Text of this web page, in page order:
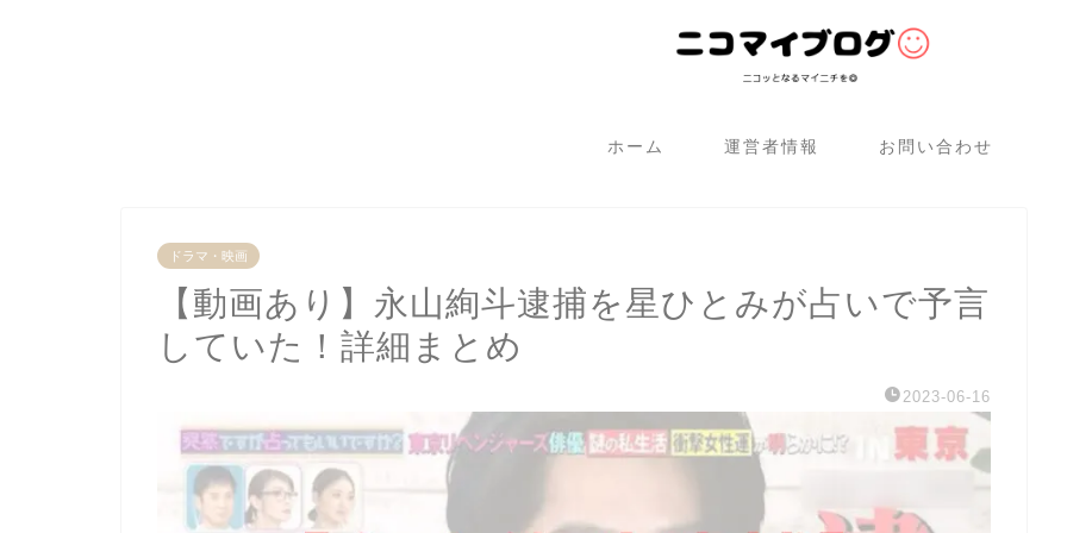
ホーム 運営者情報 お問い合わせ
ドラマ・映画
【動画あり】永山絢斗逮捕を星ひとみが占いで予言
していた！詳細まとめ
2023-06-16